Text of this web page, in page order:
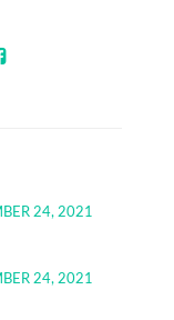
24, 2021
24, 2021